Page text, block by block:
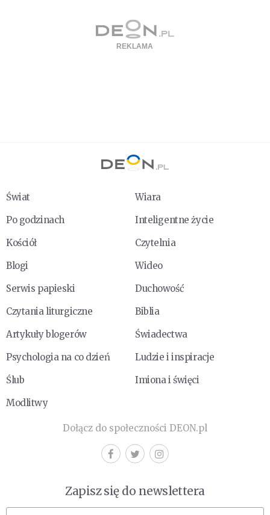
Świat
Wiara
Po godzinach
Inteligentne życie
Kościół
Czytelnia
Blogi
Wideo
Serwis papieski
Duchowość
Czytania liturgiczne
Biblia
Artykuły blogerów
Świadectwa
Psychologia na co dzień
Ludzie i inspiracje
Ślub
Imiona i święci
Modlitwy
Dołącz do społeczności DEON.pl
Zapisz się do newslettera